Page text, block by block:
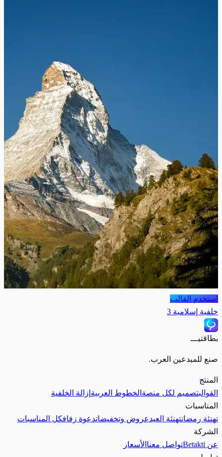
استخدم القالب
خلفية إسلامية 3
بطاقتيـــ
صنع للمبدعين العرب.
المنتج
القوالبتصميم لكل منصة الخطوط العربية إزالة الخلفية
المناسبات
تهنئة رمضانتهنئة العيدعروض وتخفيضاتدعوة زفافكل المناسبات
الشركة
عن Betakti
تواصل معنا الأسعار